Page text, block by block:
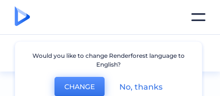
Подрядчик
Would you like to change Renderforest language to
English?
CHANGE No, thanks